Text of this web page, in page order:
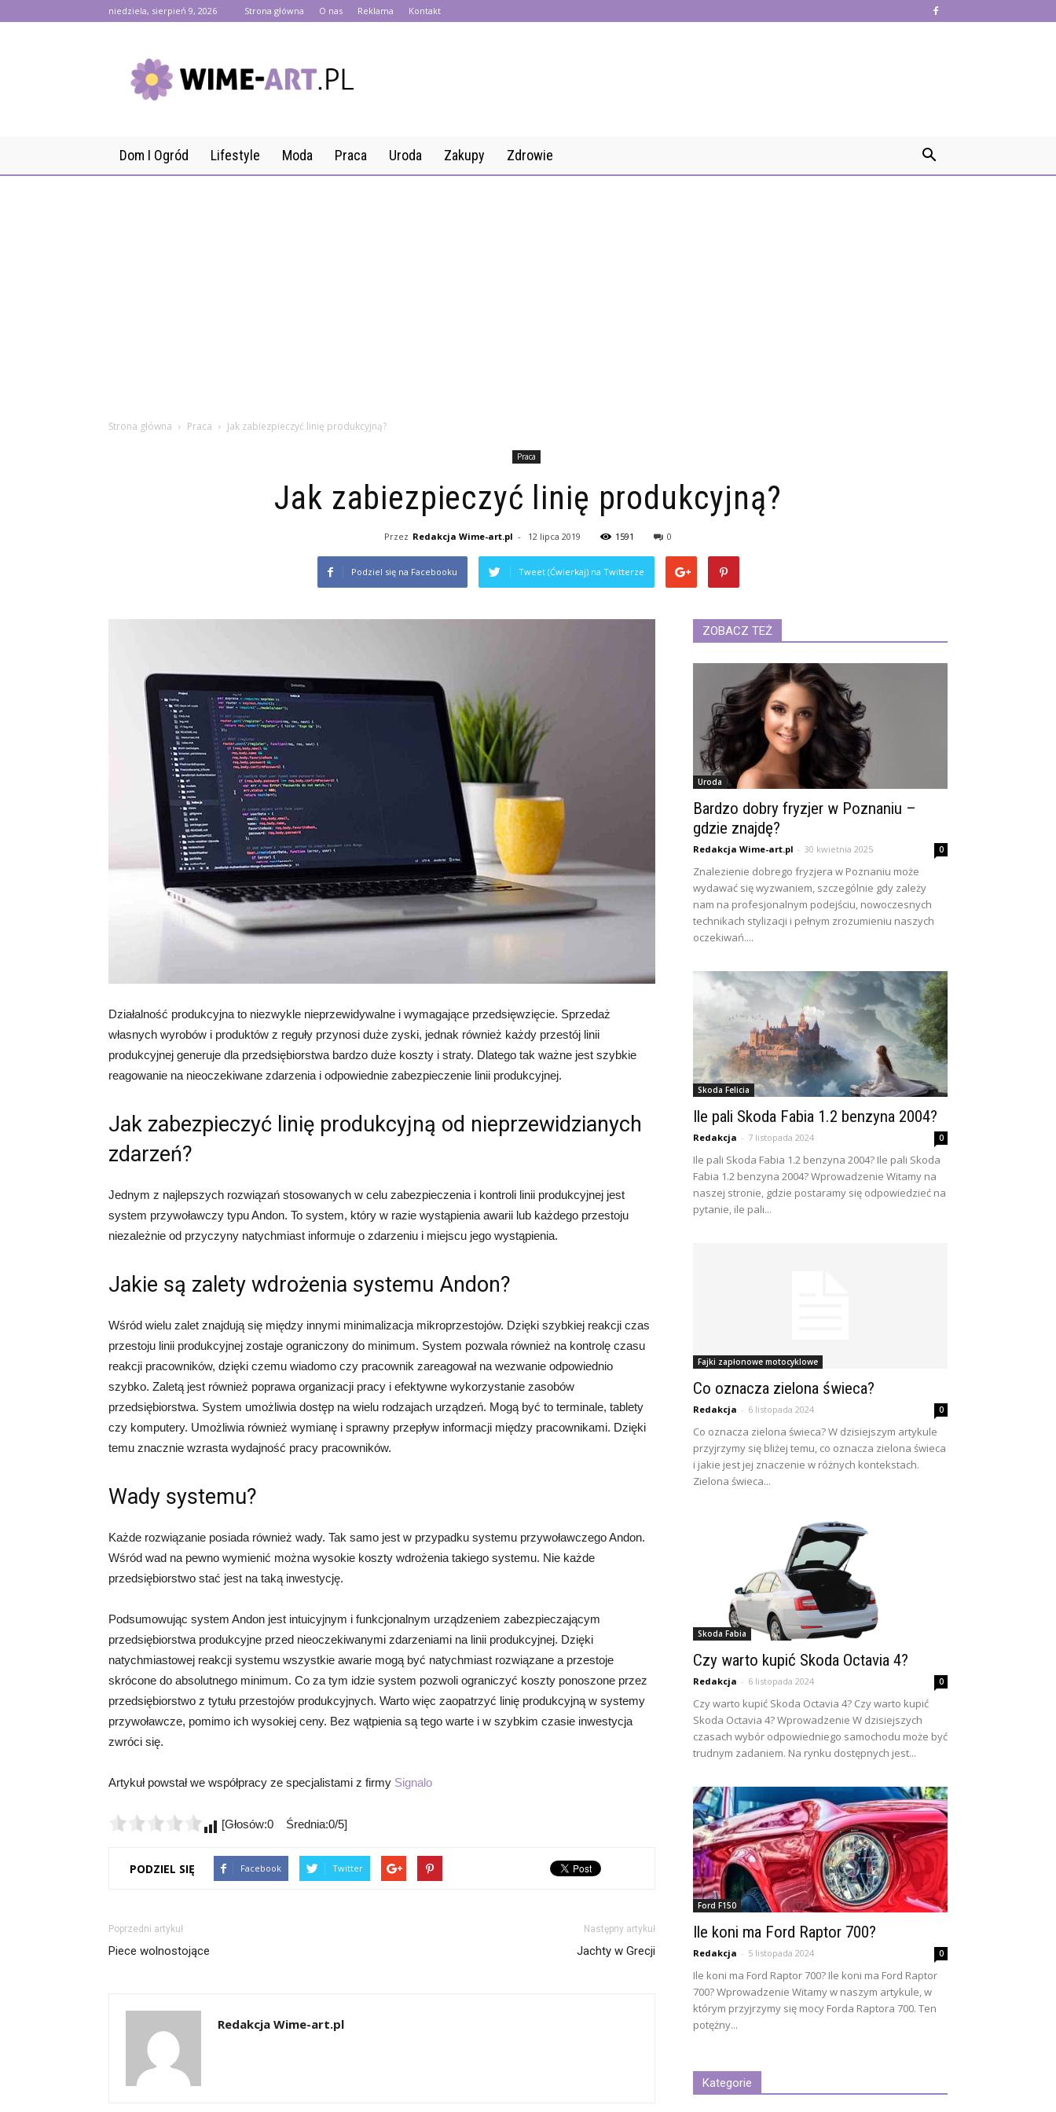
niedziela, sierpień 9, 2026 Strona główna O nas Reklama Kontakt
art.pl
Dom I Ogród Lifestyle Moda Praca Uroda Zakupy Zdrowie
Strona główna Praca Jak zabiezpieczyć linię produkcyjną?
Praca
Jak zabiezpieczyć linię produkcyjną?
Przez Redakcja Wime-art.pl - 12 lipca 2019 1591 0
Podziel się na Facebooku Tweet (Ćwierkaj) na Twitterze
Działalność produkcyjna to niezwykle nieprzewidywalne i wymagające przedsięwzięcie. Sprzedaż
własnych wyrobów i produktów z reguły przynosi duże zyski, jednak również każdy przestój linii
produkcyjnej generuje dla przedsiębiorstwa bardzo duże koszty i straty. Dlatego tak ważne jest szybkie
reagowanie na nieoczekiwane zdarzenia i odpowiednie zabezpieczenie linii produkcyjnej.
Jak zabezpieczyć linię produkcyjną od nieprzewidzianych
zdarzeń?
Jednym z najlepszych rozwiązań stosowanych w celu zabezpieczenia i kontroli linii produkcyjnej jest
system przywoławczy typu Andon. To system, który w razie wystąpienia awarii lub każdego przestoju
niezależnie od przyczyny natychmiast informuje o zdarzeniu i miejscu jego wystąpienia.
Jakie są zalety wdrożenia systemu Andon?
Wśród wielu zalet znajdują się między innymi minimalizacja mikroprzestojów. Dzięki szybkiej reakcji czas
przestoju linii produkcyjnej zostaje ograniczony do minimum. System pozwala również na kontrolę czasu
reakcji pracowników, dzięki czemu wiadomo czy pracownik zareagował na wezwanie odpowiednio
szybko. Zaletą jest również poprawa organizacji pracy i efektywne wykorzystanie zasobów
przedsiębiorstwa. System umożliwia dostęp na wielu rodzajach urządzeń. Mogą być to terminale, tablety
czy komputery. Umożliwia również wymianę i sprawny przepływ informacji między pracownikami. Dzięki
temu znacznie wzrasta wydajność pracy pracowników.
Wady systemu?
Każde rozwiązanie posiada również wady. Tak samo jest w przypadku systemu przywoławczego Andon.
Wśród wad na pewno wymienić można wysokie koszty wdrożenia takiego systemu. Nie każde
przedsiębiorstwo stać jest na taką inwestycję.
Podsumowując system Andon jest intuicyjnym i funkcjonalnym urządzeniem zabezpieczającym
przedsiębiorstwa produkcyjne przed nieoczekiwanymi zdarzeniami na linii produkcyjnej. Dzięki
natychmiastowej reakcji systemu wszystkie awarie mogą być natychmiast rozwiązane a przestoje
skrócone do absolutnego minimum. Co za tym idzie system pozwoli ograniczyć koszty ponoszone przez
przedsiębiorstwo z tytułu przestojów produkcyjnych. Warto więc zaopatrzyć linię produkcyjną w systemy
przywoławcze, pomimo ich wysokiej ceny. Bez wątpienia są tego warte i w szybkim czasie inwestycja
zwróci się.
Artykuł powstał we współpracy ze specjalistami z firmy Signalo
[Głosów:0 Średnia:0/5]
PODZIEL SIĘ Facebook Twitter
Poprzedni artykuł
Piece wolnostojące
Następny artykuł
Jachty w Grecji
Redakcja Wime-art.pl
ZOBACZ TEŻ
Uroda
Bardzo dobry fryzjer w Poznaniu –
gdzie znajdę?
Redakcja Wime-art.pl - 30 kwietnia 2025 0
Znalezienie dobrego fryzjera w Poznaniu może
wydawać się wyzwaniem, szczególnie gdy zależy
nam na profesjonalnym podejściu, nowoczesnych
technikach stylizacji i pełnym zrozumieniu naszych
oczekiwań....
Skoda Felicia
Ile pali Skoda Fabia 1.2 benzyna 2004?
Redakcja - 7 listopada 2024 0
Ile pali Skoda Fabia 1.2 benzyna 2004? Ile pali Skoda
Fabia 1.2 benzyna 2004? Wprowadzenie Witamy na
naszej stronie, gdzie postaramy się odpowiedzieć na
pytanie, ile pali...
Fajki zapłonowe motocyklowe
Co oznacza zielona świeca?
Redakcja - 6 listopada 2024 0
Co oznacza zielona świeca? W dzisiejszym artykule
przyjrzymy się bliżej temu, co oznacza zielona świeca
i jakie jest jej znaczenie w różnych kontekstach.
Zielona świeca...
Skoda Fabia
Czy warto kupić Skoda Octavia 4?
Redakcja - 6 listopada 2024 0
Czy warto kupić Skoda Octavia 4? Czy warto kupić
Skoda Octavia 4? Wprowadzenie W dzisiejszych
czasach wybór odpowiedniego samochodu może być
trudnym zadaniem. Na rynku dostępnych jest...
Ford F150
Ile koni ma Ford Raptor 700?
Redakcja - 5 listopada 2024 0
Ile koni ma Ford Raptor 700? Ile koni ma Ford Raptor
700? Wprowadzenie Witamy w naszym artykule, w
którym przyjrzymy się mocy Forda Raptora 700. Ten
potężny...
Kategorie